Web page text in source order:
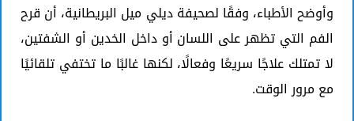
وأوضح الأطباء، وفقًا لصحيفة ديلي ميل البريطانية، أن قرح
الفم التي تظهر على اللسان أو داخل الخدين أو الشفتين،
لا تمتلك علاجًا سريعًا وفعالًا، لكنها غالبًا ما تختفي تلقائيًا
مع مرور الوقت.